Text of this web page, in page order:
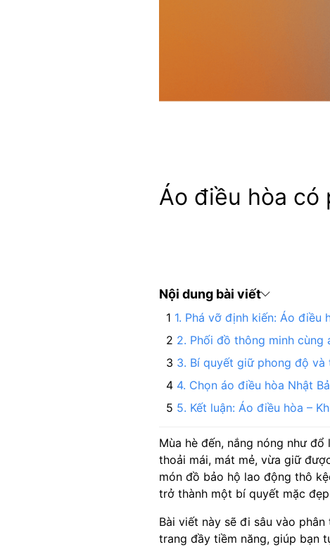
Áo điều hòa có
Nội dung bài viết
1. Phá vỡ định kiến: Áo điều
2. Phối đồ thông minh cùng
3. Bí quyết giữ phong độ
4. Chọn áo điều hòa Nhật
5. Kết luận: Áo điều hòa –
Mùa hè đến, nắng nóng như
thoải mái, mát mẻ, vừa giữ
món đồ bảo hộ lao động thô
trở thành một bí quyết mặc
Bài viết này sẽ đi sâu vào phân
trang đầy tiềm năng, giúp bạn